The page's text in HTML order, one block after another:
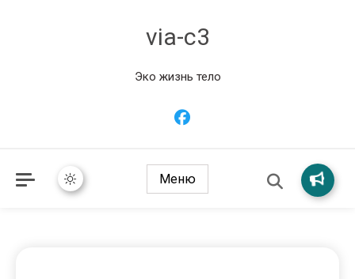
via-c3
Эко жизнь тело
Меню